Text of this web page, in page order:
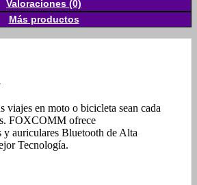
Valoraciones (0)
Más productos
viajes en moto o bicicleta sean cada
FOXCOMM ofrece
y auriculares Bluetooth de Alta
Tecnología.